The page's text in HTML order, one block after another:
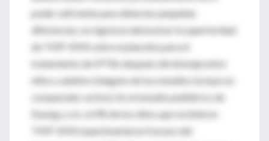
poder suficiente para detectar pequeñas
diferencias, no lograron demostrar la superioridad
de TMP-SMX sobre el placebo para el
tratamiento de IPTBs después del drenaje entre
niños y adultos (ninguno de los estudios incluyó un
comparador activo). En el estudio pediátrico de
Duong y col., el 4% de los niños que recibieron
TMP-SMX experimentaron fracaso del